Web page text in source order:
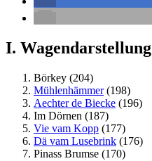
I. Wagendarstellung
Börkey (204)
Mühlenhämmer(198)
Aechter de Biecke (196)
Im Dörnen (187)
Vie vam Kopp (177)
Dä vam Lusebrink (176)
Pinass Brumse (170)